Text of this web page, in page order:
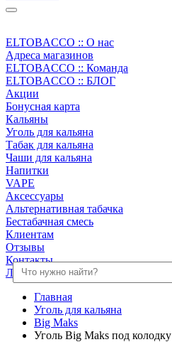
ELTOBACCO :: О нас
Адреса магазинов
ELTOBACCO :: Команда
ELTOBACCO :: БЛОГ
Акции
Бонусная карта
Кальяны
Уголь для кальяна
Табак для кальяна
Чаши для кальяна
Напитки
VAPE
Аксессуары
Альтернативная табачка
Бестабачная смесь
Клиентам
Отзывы
Контакты
Личный кабинет
Главная
Уголь для кальяна
Big Maks
Уголь Big Maks под колодку